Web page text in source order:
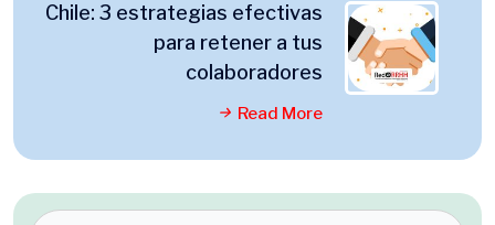
Chile: 3 estrategias efectivas
para retener a tus
colaboradores
Read More